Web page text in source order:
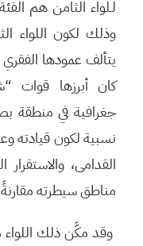
لـلواء الثامن هم
وذلك لكون اللواء
يتألف عمودها
كان أبرزها قوات
جغرافية في منطقة
نسبية لكون قيادته
القدامى،
مناطق سيطرته مقارنةً
وقد مكَّن ذلك اللواء